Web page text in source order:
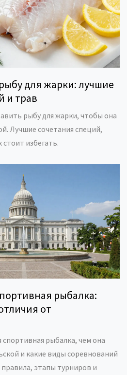
для жарки: лучшие
и трав
рыбу для жарки, чтобы она
Лучшие сочетания специй,
избегать.
рыбалка:
от
спортивная рыбалка, чем она
и какие виды соревнований
этапы турниров и